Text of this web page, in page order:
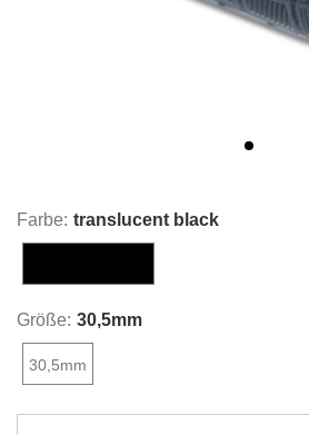
Farbe: translucent black
Größe: 30,5mm
30,5mm